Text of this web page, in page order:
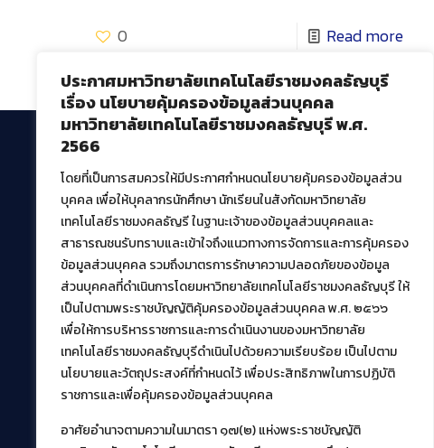
ประกาศมหาวิทยาลัยเทคโนโลยีราชมงคลธัญบุรี
เรื่อง นโยบายคุ้มครองข้อมูลส่วนบุคคล
มหาวิทยาลัยเทคโนโลยีราชมงคลธัญบุรี พ.ศ.
2566
โดยที่เป็นการสมควรให้มีประกาศกำหนดนโยบายคุ้มครองข้อมูลส่วน
บุคคล เพื่อให้บุคลากรนักศึกษา นักเรียนในสังกัดมหาวิทยาลัย
เทคโนโลยีราชมงคลธัญรี ในฐานะเจ้าของข้อมูลส่วนบุคคลและ
สาธารณชนรับทราบและเข้าใจถึงแนวทางการจัดการและการคุ้มครอง
ข้อมูลส่วนบุคคล รวมถึงมาตรการรักษาความปลอดภัยของข้อมูล
ส่วนบุคคลที่ดำเนินการโดยมหาวิทยาลัยเทคโนโลยีราชมงคลธัญบุรี ให้
เป็นไปตามพระราชบัญญัติคุ้มครองข้อมูลส่วนบุคคล พ.ศ. ๒๕๖๖
เพื่อให้การบริหารราชการและการดำเนินงานของมหาวิทยาลัย
เทคโนโลยีราชมงคลธัญบุรีดำเนินไปด้วยความเรียบร้อย เป็นไปตาม
นโยบายและวัตถุประสงค์ที่กำหนดไว้ เพื่อประสิทธิภาพในการปฏิบัติ
ราชการและเพื่อคุ้มครองข้อมูลส่วนบุคคล
อาศัยอำนาจตามความในมาตรา ๑๗(๒) แห่งพระราชบัญญัติ
0
Read more
สำนักวิทยบริการและเทคโนโลยีสารสนเทศ
มหาวิทยาลัยเทคโนโลยีราชมงคลธัญบุรี
39 หมู่ที่ 1 ตำบลคลองหก อำเภอคลองหลวง จังหวัด
ปทุมธานี 12120
เผยแพร่ข้อมูลโดย.บุคลากร สวส.
สร้างและพัฒนาโดย.
ฝ่ายพัฒนาและเผยแพร่ข้อมูลเว็บไซต์